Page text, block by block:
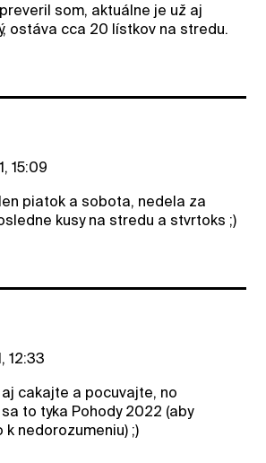
preveril som, aktuálne je už aj
ostáva cca 20 lístkov na stredu.
15:09
piatok a sobota, nedela za
kusy na stredu a stvrtoks ;)
12:33
cakajte a pocuvajte, no
to tyka Pohody 2022 (aby
nedorozumeniu) ;)